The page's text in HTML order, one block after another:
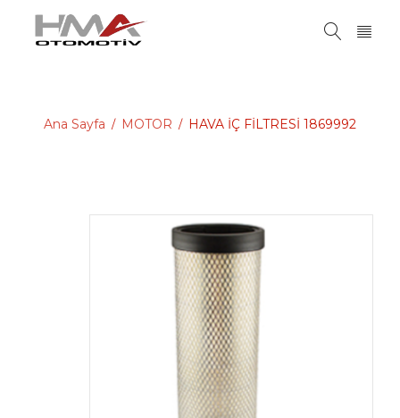
Ana Sayfa / MOTOR / HAVA İÇ FİLTRESİ 1869992